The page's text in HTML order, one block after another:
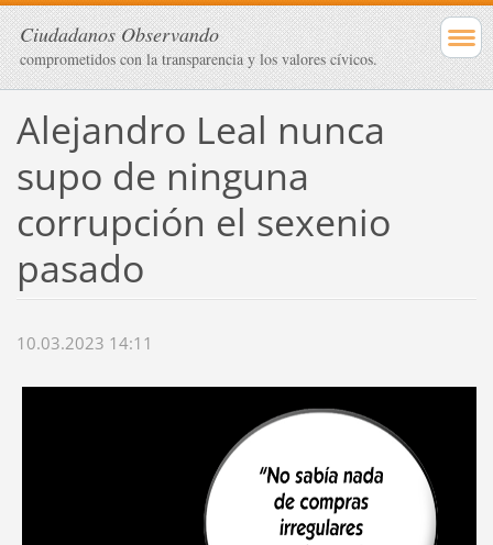
Ciudadanos Observando
comprometidos con la transparencia y los valores cívicos.
Alejandro Leal nunca
supo de ninguna
corrupción el sexenio
pasado
10.03.2023 14:11